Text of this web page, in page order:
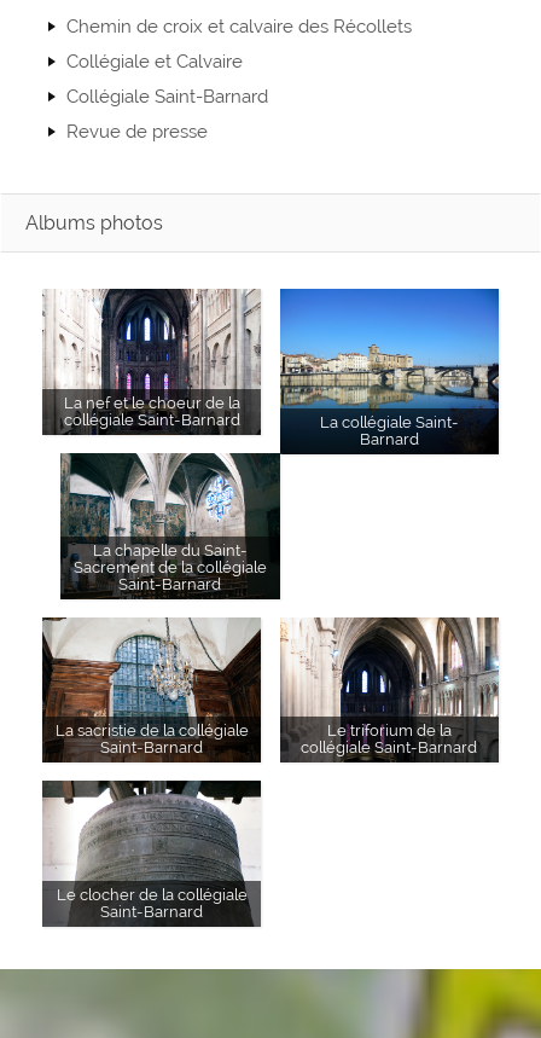
Chemin de croix et calvaire des Récollets
Collégiale et Calvaire
Collégiale Saint-Barnard
Revue de presse
Albums photos
La collégiale Saint-
Barnard
La nef et le choeur de la
collégiale Saint-Barnard
La chapelle du Saint-
Sacrement de la collégiale
Saint-Barnard
La sacristie de la collégiale
Saint-Barnard
Le triforium de la
collégiale Saint-Barnard
Le clocher de la collégiale
Saint-Barnard